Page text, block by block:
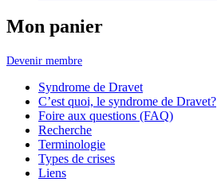
Mon panier
Devenir membre
Syndrome de Dravet
C’est quoi, le syndrome de Dravet?
Foire aux questions (FAQ)
Recherche
Terminologie
Types de crises
Liens